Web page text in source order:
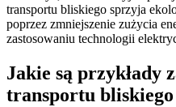
transportu bliskiego sprzyja
poprzez zmniejszenie zużycia
zastosowaniu technologii
Jakie są przykłady
transportu